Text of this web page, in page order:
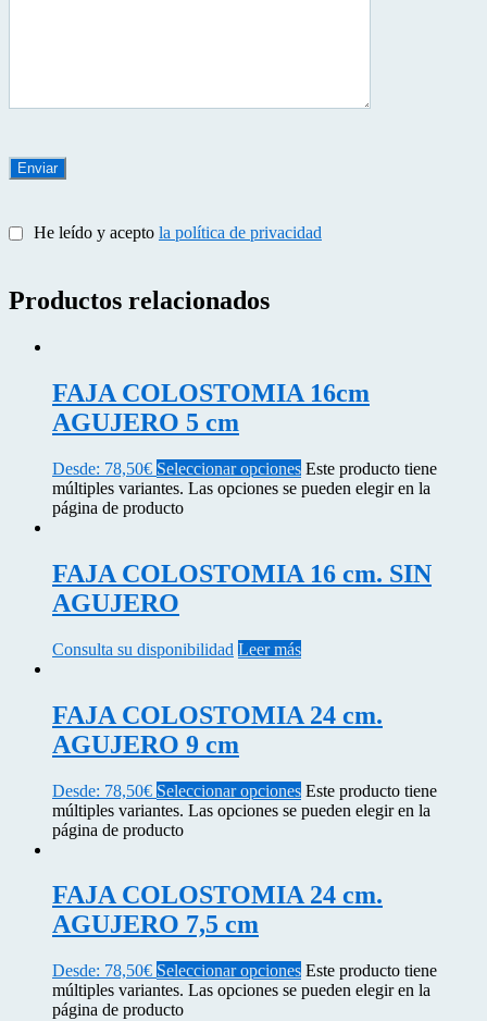
He leído y acepto la política de privacidad
Productos relacionados
FAJA COLOSTOMIA 16cm
AGUJERO 5 cm
Desde: 78,50€ Seleccionar opciones Este producto tiene
múltiples variantes. Las opciones se pueden elegir en la
página de producto
FAJA COLOSTOMIA 16 cm. SIN
AGUJERO
Consulta su disponibilidad Leer más
FAJA COLOSTOMIA 24 cm.
AGUJERO 9 cm
Desde: 78,50€ Seleccionar opciones Este producto tiene
múltiples variantes. Las opciones se pueden elegir en la
página de producto
FAJA COLOSTOMIA 24 cm.
AGUJERO 7,5 cm
Desde: 78,50€ Seleccionar opciones Este producto tiene
múltiples variantes. Las opciones se pueden elegir en la
página de producto